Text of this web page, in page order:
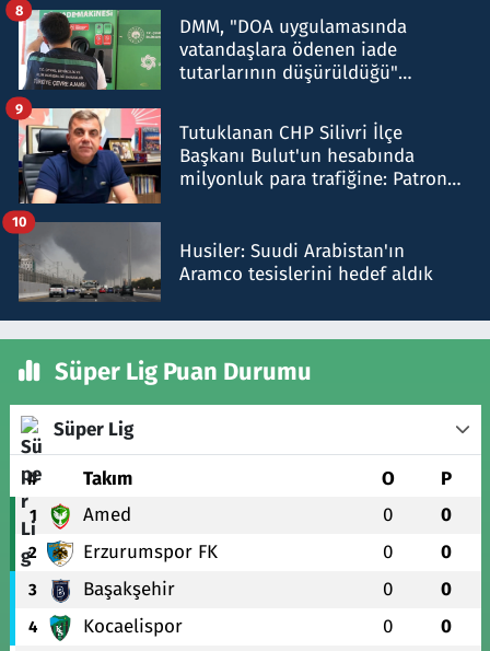
DMM, "DOA uygulamasında
vatandaşlara ödenen iade
tutarlarının düşürüldüğü"
8
Tutuklanan CHP Silivri İlçe
Başkanı Bulut'un hesabında
milyonluk para trafiğine: Patron
9
Husiler: Suudi Arabistan'ın
Aramco tesislerini hedef aldık
10
Süper Lig Puan Durumu
Süper Lig
# Takım O P
1 Amed 0 0
2 Erzurumspor FK 0 0
3 Başakşehir 0 0
4 Kocaelispor 0 0